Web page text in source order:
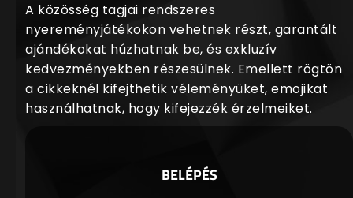
A közösség tagjai rendszeres
nyereményjátékokon vehetnek részt, garantált
ajándékokat húzhatnak be, és exkluzív
kedvezményekben részesülnek. Emellett rögtön
a cikkeknél kifejthetik véleményüket, emojikat
használhatnak, hogy kifejezzék érzelmeiket.
BELÉPÉS